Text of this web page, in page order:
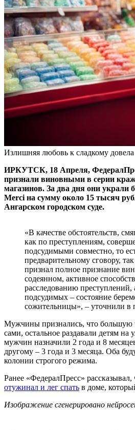
Излишняя любовь к сладкому
ИРКУТСК, 18 Апреля,
признали виновными в серии
магазинов. За два дня они украли
Merci на сумму около 15 тысяч
Ангарском городском суде.
«В качестве обстоятельств,
как по преступлениям,
подсудимыми совместно, то
предварительному сговору,
признал полное признание
содеянном, активное
расследованию преступлений,
подсудимых – состояние
сожительницы», – уточнили в
Мужчины признались, что большую
сами, остальное раздавали детям
мужчин назначили 2 года и 8
другому – 3 года и 3 месяца. Оба
колонии строгого режима.
Ранее «ФедералПресс»
отужинал и лег спать в доме,
Изображение сгенерировано